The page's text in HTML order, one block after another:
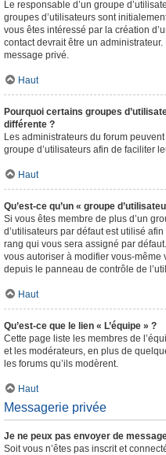
Le responsable d’un groupe
groupes d’utilisateurs sont
vous êtes intéressé par la création
contact devrait être un
message privé.
Haut
Pourquoi certains groupes
différente ?
Les administrateurs du forum
groupe d’utilisateurs afin de faciliter
Haut
Qu’est-ce qu’un « groupe
Si vous êtes membre de plus d’un
d’utilisateurs par défaut est utilisé
rang qui vous sera assigné par
vous autoriser à modifier vous-même
depuis le panneau de contrôle de
Haut
Qu’est-ce que le lien « L’équipe » ?
Cette page liste les membres de
et les modérateurs, en plus de
les forums qu’ils modèrent.
Haut
Messagerie privée
Je ne peux pas envoyer de
Soit vous n’êtes pas inscrit et